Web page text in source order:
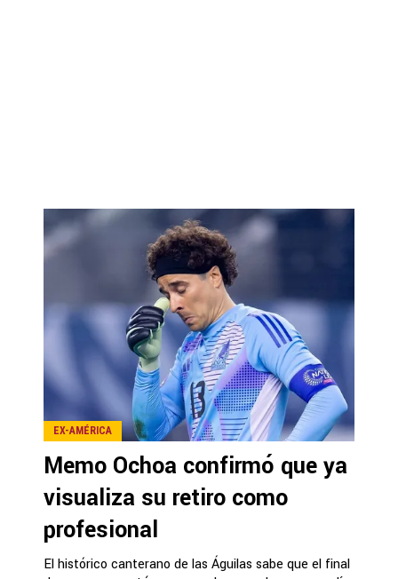
EX-AMÉRICA
Memo Ochoa confirmó que ya
visualiza su retiro como
profesional
El histórico canterano de las Águilas sabe que el final